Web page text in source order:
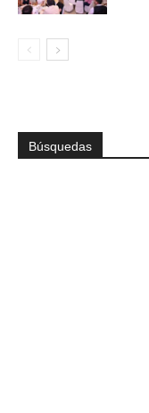
Búsquedas